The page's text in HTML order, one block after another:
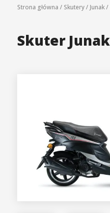
Strona główna / Skutery/ Junak/
Skuter